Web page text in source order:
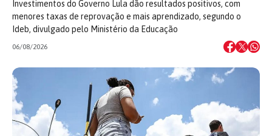
Investimentos do Governo Lula dão resultados positivos, com
menores taxas de reprovação e mais aprendizado, segundo o
Ideb, divulgado pelo Ministério da Educação
06/08/2026